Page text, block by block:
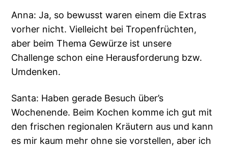
Anna: Ja, so bewusst waren einem die Extras
vorher nicht. Vielleicht bei Tropenfrüchten,
aber beim Thema Gewürze ist unsere
Challenge schon eine Herausforderung bzw.
Umdenken.
Santa: Haben gerade Besuch über’s
Wochenende. Beim Kochen komme ich gut mit
den frischen regionalen Kräutern aus und kann
es mir kaum mehr ohne sie vorstellen, aber ich